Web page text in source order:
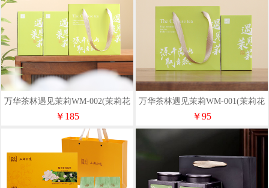
万华茶林遇见茉莉WM-002(茉莉花
茶）125g*2盒
￥185
万华茶林遇见茉莉WM-001(茉莉花
茶）125g*1盒
￥95